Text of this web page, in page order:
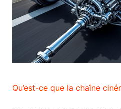
Qu’est-ce que la chaîne